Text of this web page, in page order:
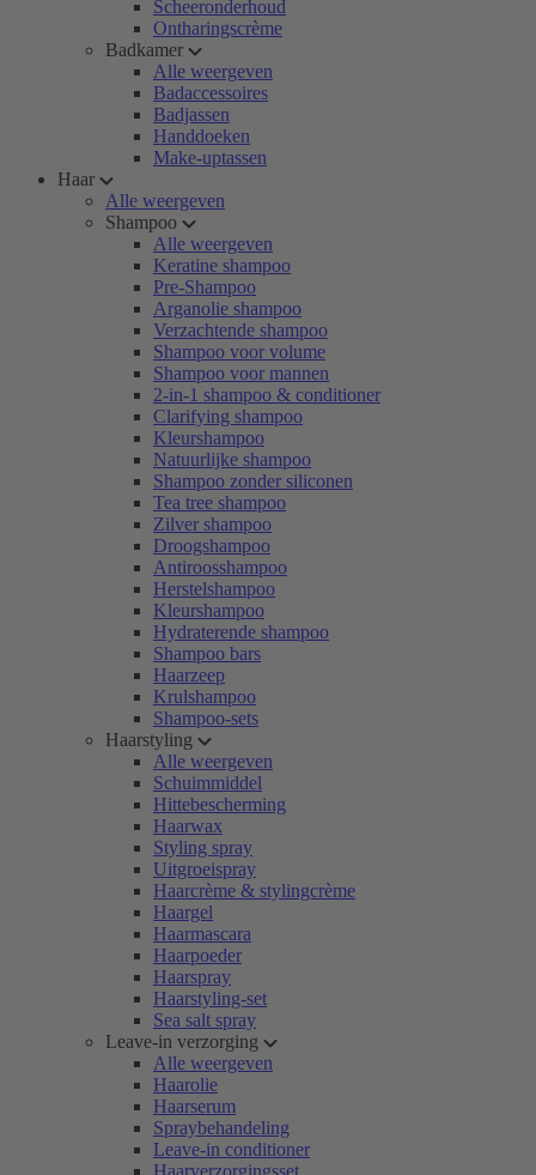
Scheeronderhoud
Ontharingscrème
Badkamer
Alle weergeven
Badaccessoires
Badjassen
Handdoeken
Make-uptassen
Haar
Alle weergeven
Shampoo
Alle weergeven
Keratine shampoo
Pre-Shampoo
Arganolie shampoo
Verzachtende shampoo
Shampoo voor volume
Shampoo voor mannen
2-in-1 shampoo & conditioner
Clarifying shampoo
Kleurshampoo
Natuurlijke shampoo
Shampoo zonder siliconen
Tea tree shampoo
Zilver shampoo
Droogshampoo
Antiroosshampoo
Herstelshampoo
Kleurshampoo
Hydraterende shampoo
Shampoo bars
Haarzeep
Krulshampoo
Shampoo-sets
Haarstyling
Alle weergeven
Schuimmiddel
Hittebescherming
Haarwax
Styling spray
Uitgroeispray
Haarcrème & stylingcrème
Haargel
Haarmascara
Haarpoeder
Haarspray
Haarstyling-set
Sea salt spray
Leave-in verzorging
Alle weergeven
Haarolie
Haarserum
Spraybehandeling
Leave-in conditioner
Haarverzorgingsset